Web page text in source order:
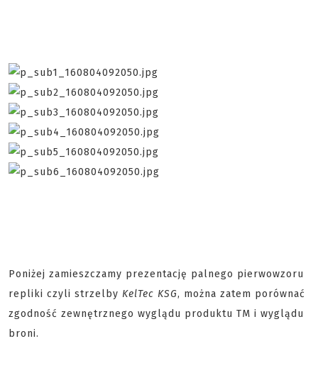
Poniżej zamieszczamy prezentację palnego pierwowzoru
repliki czyli strzelby KelTec KSG, można zatem porównać
zgodność zewnętrznego wyglądu produktu TM i wyglądu
broni.